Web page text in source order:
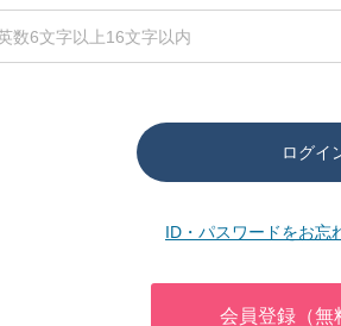
ログイ
ID・パスワードをお忘
会員登録（無